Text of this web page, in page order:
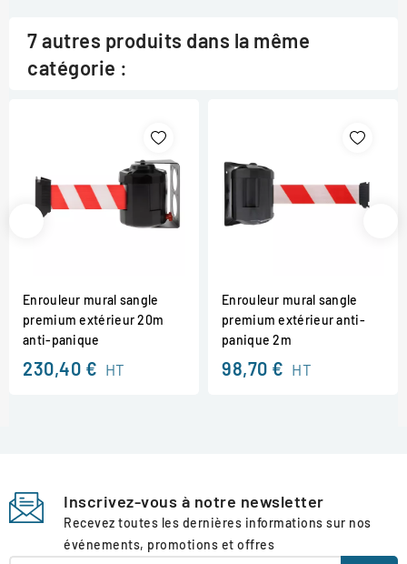
7 autres produits dans la même
catégorie :
Enrouleur mural sangle
premium extérieur 20m
anti-panique
230,40 € HT
Enrouleur mural sangle
premium extérieur anti-
panique 2m
98,70 € HT
Inscrivez-vous à notre newsletter
Recevez toutes les dernières informations sur nos
événements, promotions et offres